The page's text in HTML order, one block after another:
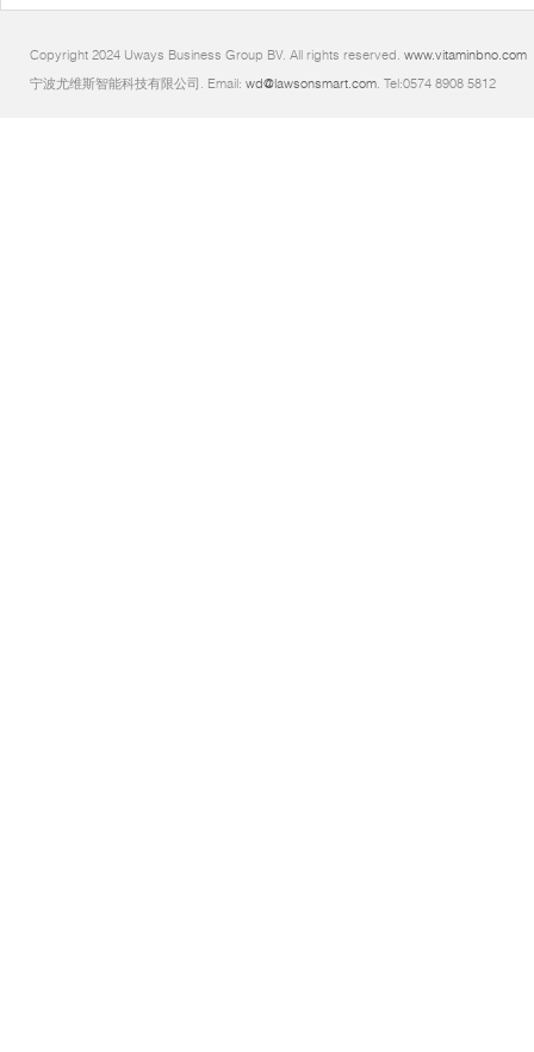
Copyright 2024 Uways Business Group BV. All rights reserved. www.vitaminbno.com
宁波尤维斯智能科技有限公司. Email: wd@lawsonsmart.com. Tel:0574 8908 5812